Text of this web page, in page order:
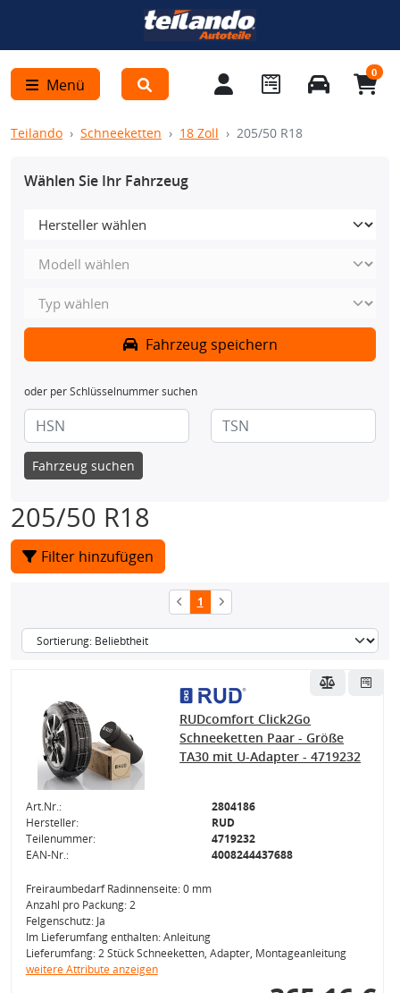
Menü
0
Teilando Schneeketten 18 Zoll 205/50 R18
Wählen Sie Ihr Fahrzeug
Fahrzeug speichern
oder per Schlüsselnummer suchen
Fahrzeug suchen
205/50 R18
Filter hinzufügen
1
RUDcomfort Click2Go
Schneeketten Paar - Größe
TA30 mit U-Adapter - 4719232
Art.Nr.:
2804186
Hersteller:
RUD
Teilenummer:
4719232
EAN-Nr.:
4008244437688
Freiraumbedarf Radinnenseite: 0 mm
Anzahl pro Packung: 2
Felgenschutz: Ja
Im Lieferumfang enthalten: Anleitung
Lieferumfang: 2 Stück Schneeketten, Adapter, Montageanleitung
weitere Attribute anzeigen